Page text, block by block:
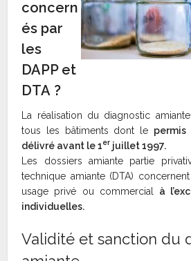
concern
és par
les
DAPP et
DTA ?
La réalisation du diagnostic
tous les bâtiments dont le
délivré avant le 1er juillet 1997.
Les dossiers amiante partie
technique amiante (DTA)
usage privé ou commercial à
individuelles.
Validité et sanction du